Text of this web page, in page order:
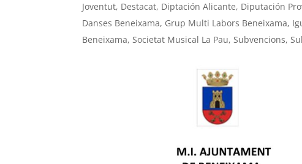
Joventut, Destacat, Diptación Alicante, Diputación
Danses Beneixama, Grup Multi Labors Beneixama,
Beneixama,Societat Musical La Pau,Subvencions,